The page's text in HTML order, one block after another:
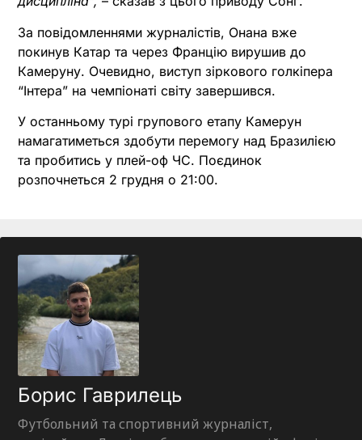
За повідомленнями журналістів, Онана вже
покинув Катар та через Францію вирушив до
Камеруну. Очевидно, виступ зіркового голкіпера
“Інтера” на чемпіонаті світу завершився.
У останньому турі групового етапу Камерун
намагатиметься здобути перемогу над Бразилією
та пробитись у плей-оф ЧС. Поєдинок
розпочнеться 2 грудня о 21:00.
Борис Гаврилець
Футбольний та спортивний журналіст,